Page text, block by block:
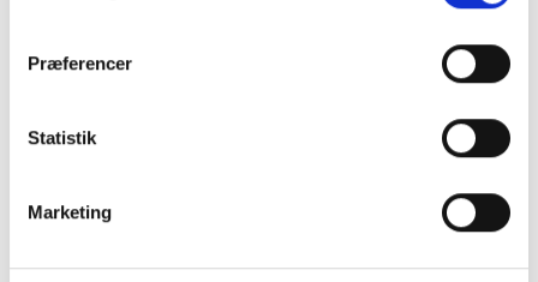
Præferencer
Statistik
Marketing
alderen 18 år til folkepensionsalderen, der arbejder
fuldtidsnormen opgjort i timer, er
videregående uddannelse, ikke har
lederansvar, er under